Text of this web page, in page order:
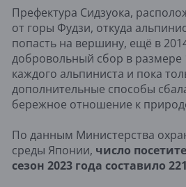
Префектура Сидзуока,
от горы Фудзи, откуда
попасть на вершину, ещё в
добровольный сбор в размере
каждого альпиниста и пока
дополнительные способы
бережное отношение к
По данным Министерства
среды Японии, число
сезон 2023 года составило